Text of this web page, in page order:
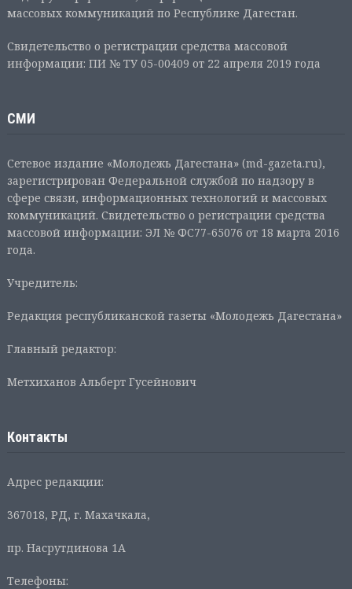
массовых коммуникаций по Республике Дагестан.
Свидетельство о регистрации средства массовой
информации: ПИ № ТУ 05-00409 от 22 апреля 2019 года
СМИ
Сетевое издание «Молодежь Дагестана» (md-gazeta.ru),
зарегистрирован Федеральной службой по надзору в
сфере связи, информационных технологий и массовых
коммуникаций. Свидетельство о регистрации средства
массовой информации: ЭЛ № ФС77-65076 от 18 марта 2016
года.
Учредитель:
Редакция республиканской газеты «Молодежь Дагестана»
Главный редактор:
Метхиханов Альберт Гусейнович
Контакты
Адрес редакции:
367018, РД, г. Махачкала,
пр. Насрутдинова 1А
Телефоны: